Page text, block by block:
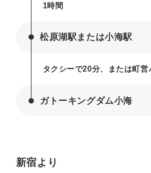
1時間
松原湖駅または小海駅
タクシーで20分、または町営
ガトーキングダム小海
新宿より